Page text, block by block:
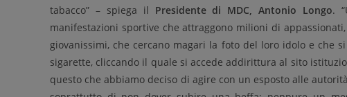
tabacco” – spiega il Presidente di MDC, Antonio Longo.
manifestazioni sportive che attraggono milioni di
giovanissimi, che cercano magari la foto del loro idolo e che
sigarette, cliccando il quale si accede addirittura al sito
questo che abbiamo deciso di agire con un esposto alle